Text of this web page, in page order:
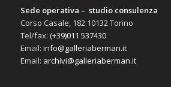
Sede operativa – studio consulenza
Corso Casale, 182 10132 Torino
Tel/fax: (+39)011 537430
Email: info@galleriaberman.it
Email: archivi@galleriaberman.it